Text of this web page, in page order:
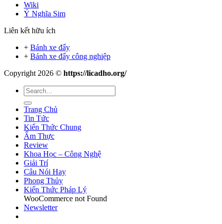
Wiki
Ý Nghĩa Sim
Liên kết hữu ích
+ Bánh xe đẩy
+ Bánh xe đẩy công nghiệp
Copyright 2026 © https://licadho.org/
Trang Chủ
Tin Tức
Kiến Thức Chung
Ẩm Thực
Review
Khoa Học – Công Nghệ
Giải Trí
Câu Nói Hay
Phong Thủy
Kiến Thức Pháp Lý
WooCommerce not Found
Newsletter